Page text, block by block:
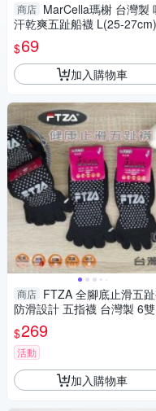
商店 MarCella瑪榭 台灣製
汗乾爽五趾船襪 L(25-
指 短襪 男襪 女襪 襪子【愛
買】
$69
加入購物車
商店 FTZA 全腳底止滑五
防滑設計 五指襪 台灣製 6
【DK大王】
$269
活動
加入購物車